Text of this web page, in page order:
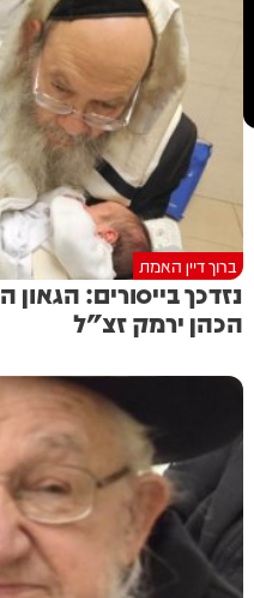
ברוך דיין האמת
נזדכך בייסורים:
הכהן ירמק זצ"ל